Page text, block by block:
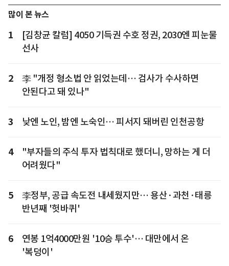
많이 본 뉴스
1
[김창균 칼럼] 4050 기득권 수호 정권, 2030엔 피눈물
선사
2
李 "개정 형소법 안 읽었는데… 검사가 수사하면
안된다고 돼 있나"
3 낮엔 노인, 밤엔 노숙인… 피서지 돼버린 인천공항
4
"부자들의 주식 투자 법칙대로 했더니, 망하는 게 더
어려웠다"
5
李정부, 공급 속도전 내세웠지만… 용산·과천·태릉
반년째 '헛바퀴'
6
연봉 1억4000만원 '10승 투수'… 대만에서 온
'복덩이'